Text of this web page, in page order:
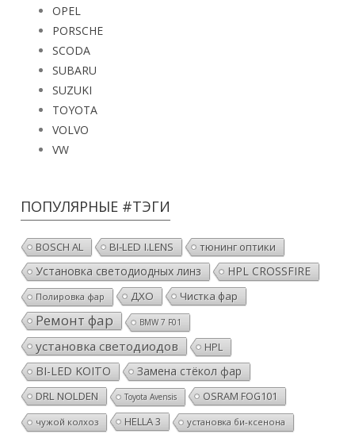
OPEL
PORSCHE
SCODA
SUBARU
SUZUKI
TOYOTA
VOLVO
VW
ПОПУЛЯРНЫЕ #ТЭГИ
BOSCH AL BI-LED I.LENS тюнинг оптики
Установка светодиодных линз HPL CROSSFIRE
Полировка фар ДХО Чистка фар
Ремонт фар BMW 7 F01
установка светодиодов HPL
BI-LED KOITO Замена стёкол фар
DRL NOLDEN Toyota Avensis OSRAM FOG101
чужой колхоз HELLA 3 установка би-ксенона